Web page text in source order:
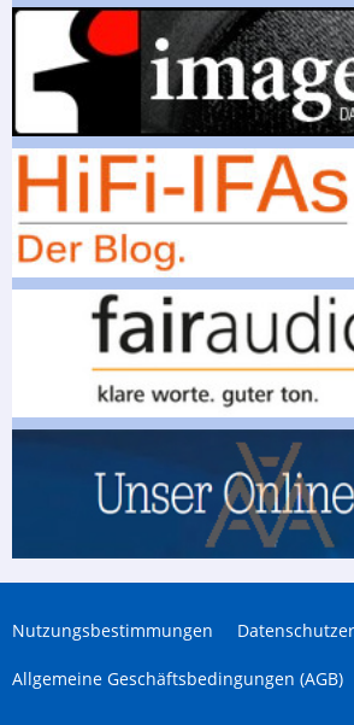
Nutzungsbestimmungen
Allgemeine Geschäftsbedingungen (AGB)